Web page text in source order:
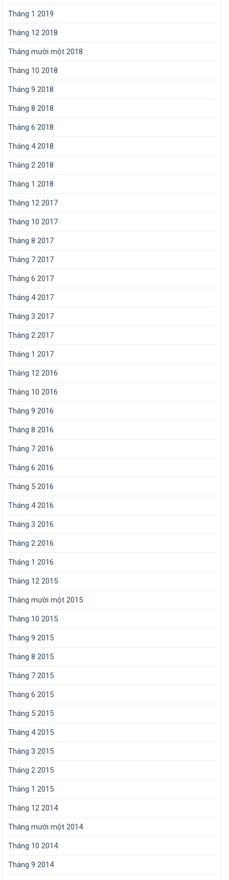
Tháng 1 2019
Tháng 12 2018
Tháng mười một 2018
Tháng 10 2018
Tháng 9 2018
Tháng 8 2018
Tháng 6 2018
Tháng 4 2018
Tháng 2 2018
Tháng 1 2018
Tháng 12 2017
Tháng 10 2017
Tháng 8 2017
Tháng 7 2017
Tháng 6 2017
Tháng 4 2017
Tháng 3 2017
Tháng 2 2017
Tháng 1 2017
Tháng 12 2016
Tháng 10 2016
Tháng 9 2016
Tháng 8 2016
Tháng 7 2016
Tháng 6 2016
Tháng 5 2016
Tháng 4 2016
Tháng 3 2016
Tháng 2 2016
Tháng 1 2016
Tháng 12 2015
Tháng mười một 2015
Tháng 10 2015
Tháng 9 2015
Tháng 8 2015
Tháng 7 2015
Tháng 6 2015
Tháng 5 2015
Tháng 4 2015
Tháng 3 2015
Tháng 2 2015
Tháng 1 2015
Tháng 12 2014
Tháng mười một 2014
Tháng 10 2014
Tháng 9 2014